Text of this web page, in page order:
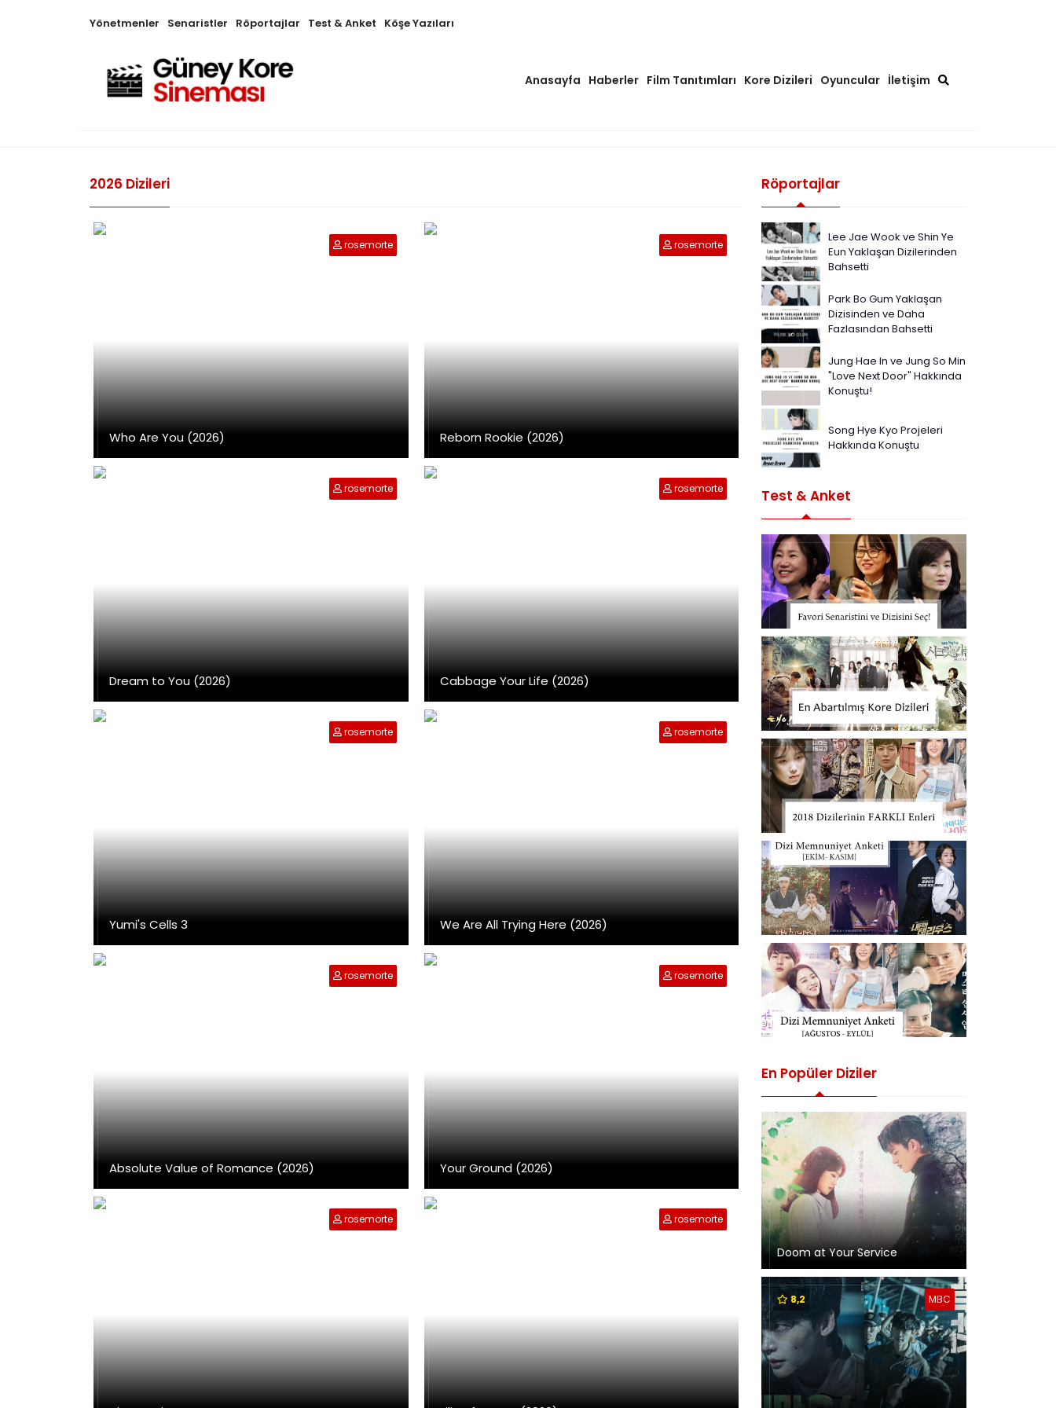
Yönetmenler Senaristler Röportajlar Test & Anket Köşe Yazıları
Anasayfa Haberler Film Tanıtımları Kore Dizileri Oyuncular İletişim
2026 Dizileri
Who Are You (2026)
rosemorte
Reborn Rookie (2026)
rosemorte
Dream to You (2026)
rosemorte
Cabbage Your Life (2026)
rosemorte
Yumi's Cells 3
rosemorte
We Are All Trying Here (2026)
rosemorte
Absolute Value of Romance (2026)
rosemorte
Your Ground (2026)
rosemorte
rosemorte rosemorte
Röportajlar
Lee Jae Wook ve Shin Ye
Eun Yaklaşan Dizilerinden
Bahsetti
Park Bo Gum Yaklaşan
Dizisinden ve Daha
Fazlasından Bahsetti
Jung Hae In ve Jung So Min
"Love Next Door" Hakkında
Konuştu!
Song Hye Kyo Projeleri
Hakkında Konuştu
Test & Anket
En Popüler Diziler
Doom at Your Service
MBC
8,2